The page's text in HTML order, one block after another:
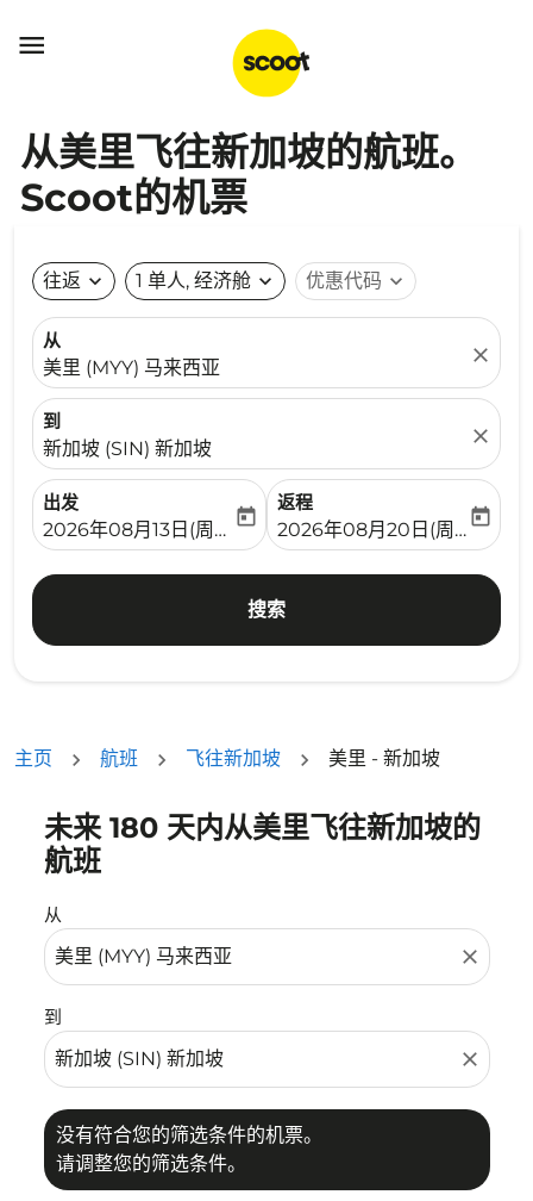

从美里飞往新加坡的航班。
Scoot的机票
往返 expand_more 1 单人, 经济舱 expand_more 优惠代码 expand_more
从
美里 (MYY) 马来西亚
close
到
新加坡 (SIN) 新加坡
close
出发
fc-booking-departure-date-aria-label
2026年08月13日(周四)
today
返程
fc-booking-return-date-
2026年08月20日(周四)
today
搜索
主页 航班 飞往新加坡 美里 - 新加坡
未来 180 天内从美里飞往新加坡的
航班
从
close
到
close
没有符合您的筛选条件的机票。
请调整您的筛选条件。
没有符合您的筛选条件的机票。请调整您的筛选条件。